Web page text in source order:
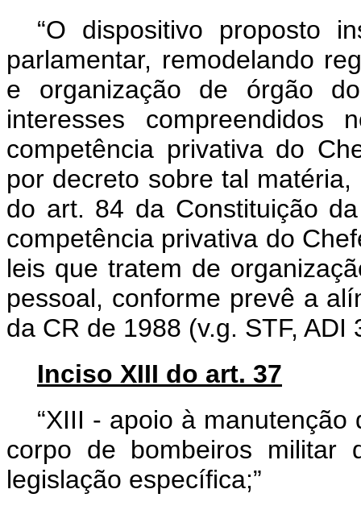
“O dispositivo proposto
parlamentar, remodelando
e organização de órgão
interesses
competência privativa do
por decreto sobre tal matéria,
do art. 84 da Constituição
competência privativa do
leis que tratem de
pessoal, conforme prevê a
da CR de 1988 (v.g. STF, ADI
Inciso XIII do art. 37
“XIII - apoio à
corpo de bombeiros militar
legislação específica;”